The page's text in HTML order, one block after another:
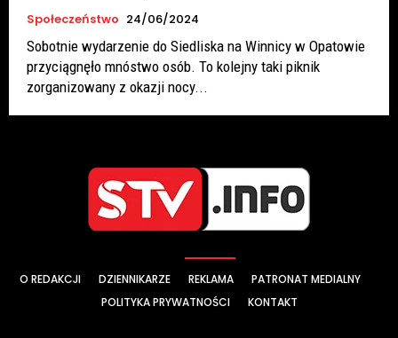
Społeczeństwo 24/06/2024
Sobotnie wydarzenie do Siedliska na Winnicy w Opatowie
przyciągnęło mnóstwo osób. To kolejny taki piknik
zorganizowany z okazji nocy...
O REDAKCJI DZIENNIKARZE REKLAMA
PATRONAT MEDIALNY
POLITYKA PRYWATNOŚCI
KONTAKT